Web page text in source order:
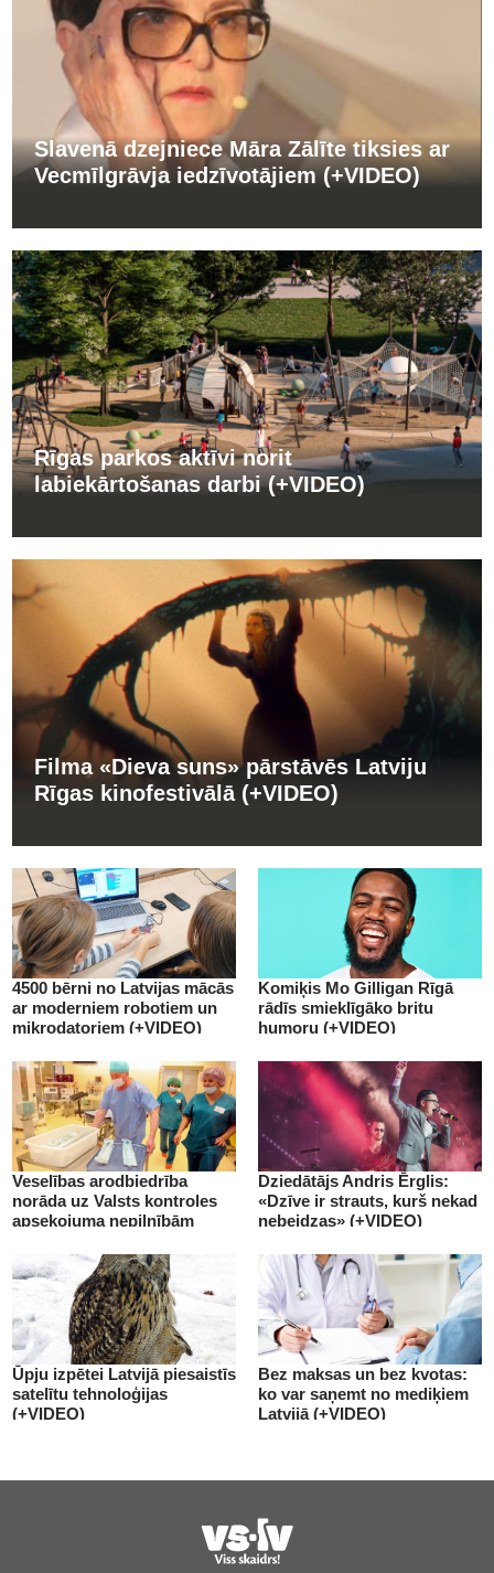
Slavenā dzejniece Māra Zālīte tiksies ar
Vecmīlgrāvja iedzīvotājiem (+VIDEO)
Rīgas parkos aktīvi norit
labiekārtošanas darbi (+VIDEO)
Filma «Dieva suns» pārstāvēs Latviju
Rīgas kinofestivālā (+VIDEO)
4500 bērni no Latvijas mācās
ar moderniem robotiem un
mikrodatoriem (+VIDEO)
Komiķis Mo Gilligan Rīgā
rādīs smieklīgāko britu
humoru (+VIDEO)
Veselības arodbiedrība
norāda uz Valsts kontroles
apsekojuma nepilnībām
Dziedātājs Andris Ērglis:
«Dzīve ir strauts, kurš nekad
nebeidzas» (+VIDEO)
Ūpju izpētei Latvijā piesaistīs
satelītu tehnoloģijas
(+VIDEO)
Bez maksas un bez kvotas:
ko var saņemt no mediķiem
Latvijā (+VIDEO)